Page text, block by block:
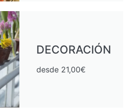
DECORACIÓN
desde 21,00€